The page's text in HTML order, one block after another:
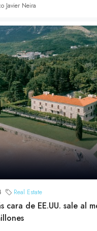
Javier Neira
Real Estate
cara de EE.UU. sale al